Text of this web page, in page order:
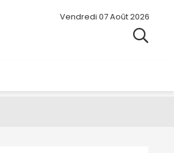
Vendredi 07 Août 2026